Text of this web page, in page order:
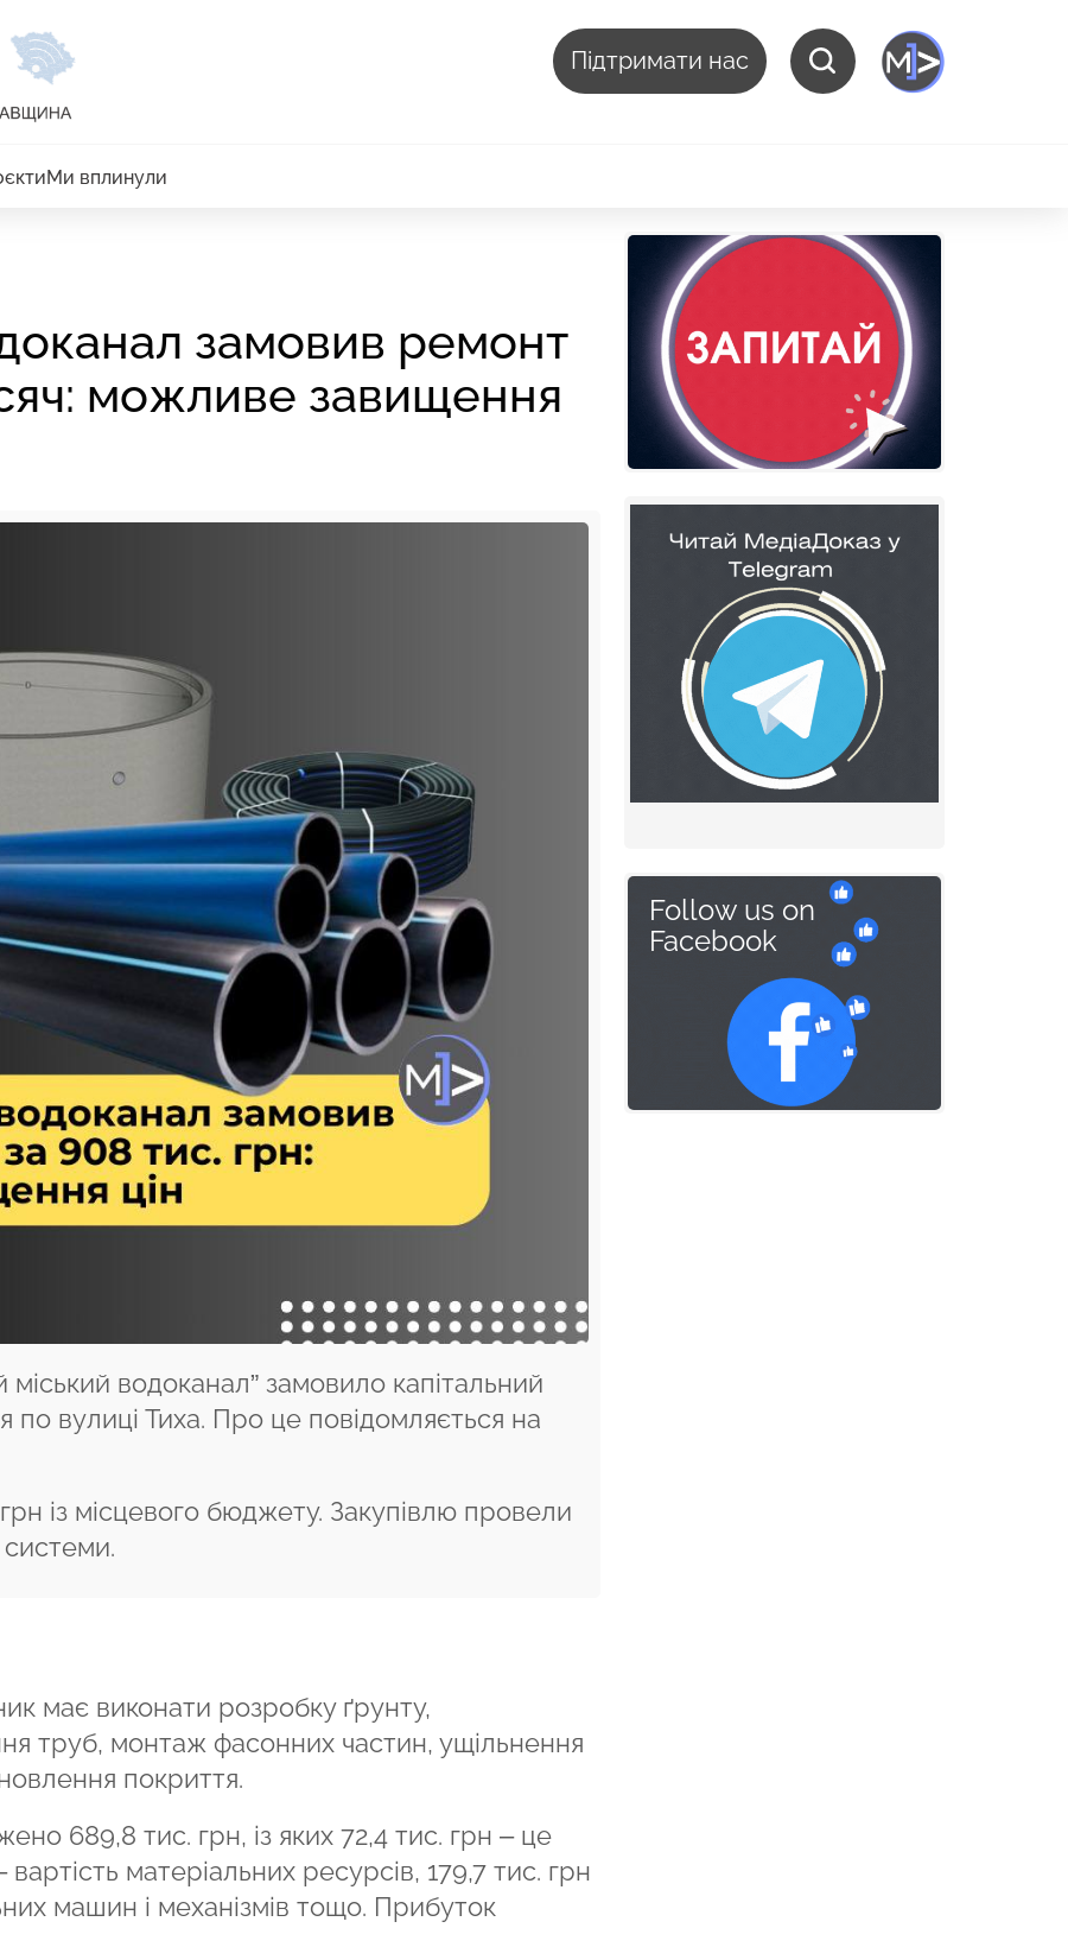
Підтримати нас
Ми вплинули
замовив ремонт
можливе завищення
водоканал” замовило капітальний
вулиці Тиха. Про це повідомляється на
із місцевого бюджету. Закупівлю провели
має виконати розробку ґрунту,
труб, монтаж фасонних частин, ущільнення
покриття.
689,8 тис. грн, із яких 72,4 тис. грн – це
матеріальних ресурсів, 179,7 тис. грн
машин і механізмів тощо. Прибуток
Follow us on
Facebook